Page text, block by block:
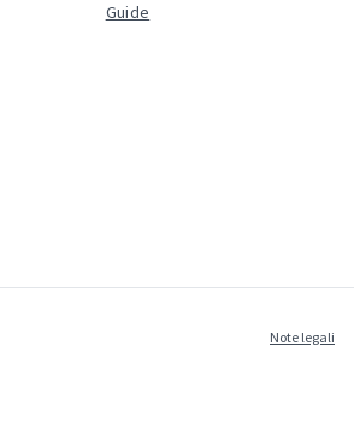
Guide
Note legali